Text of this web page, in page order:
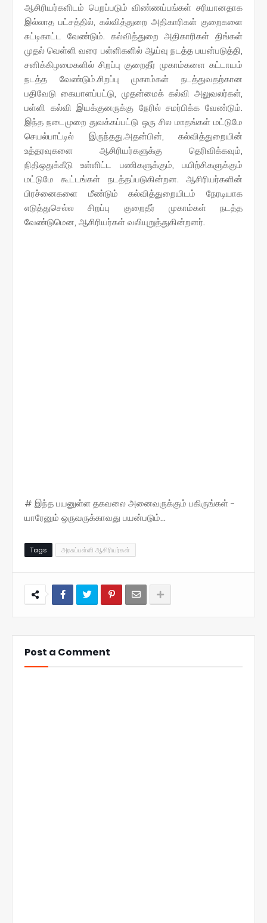
ஆசிரியர்களிடம் பெறப்படும் விண்ணப்பங்கள் சரியானதாக
இல்லாத பட்சத்தில், கல்வித்துறை அதிகாரிகள் குறைகளை
சுட்டிகாட்ட வேண்டும். கல்வித்துறை அதிகாரிகள் திங்கள்
முதல் வெள்ளி வரை பள்ளிகளில் ஆய்வு நடத்த பயன்படுத்தி,
சனிக்கிழமைகளில் சிறப்பு குறைதீர் முகாம்களை கட்டாயம்
நடத்த வேண்டும்.சிறப்பு முகாம்கள் நடத்துவதற்கான
பதிவேடு கையாளப்பட்டு, முதன்மைக் கல்வி அலுவலர்கள்,
பள்ளி கல்வி இயக்குனருக்கு நேரில் சமர்பிக்க வேண்டும்.
இந்த நடைமுறை துவக்கப்பட்டு ஒரு சில மாதங்கள் மட்டுமே
செயல்பாட்டில் இருந்தது.அதன்பின், கல்வித்துறையின்
உத்தரவுகளை ஆசிரியர்களுக்கு தெரிவிக்கவும்,
நிதிஒதுக்கீடு உள்ளிட்ட பணிகளுக்கும், பயிற்சிகளுக்கும்
மட்டுமே கூட்டங்கள் நடத்தப்படுகின்றன. ஆசிரியர்களின்
பிரச்னைகளை மீண்டும் கல்வித்துறையிடம் நேரடியாக
எடுத்துசெல்ல சிறப்பு குறைதீர் முகாம்கள் நடத்த
வேண்டுமென, ஆசிரியர்கள் வலியுறுத்துகின்றனர்.
# இந்த பயனுள்ள தகவலை அனைவருக்கும் பகிருங்கள் -
யாரேனும் ஒருவருக்காவது பயன்படும்...
Tags அரசுப்பள்ளி ஆசிரியர்கள்
Post a Comment